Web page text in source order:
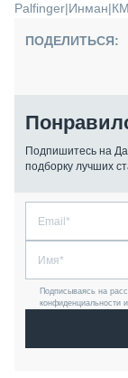
Palfinger|Инман|
ПОДЕЛИТЬСЯ:
Подпишитесь на
подборку лучших
Подписываясь на
конфиденциальности